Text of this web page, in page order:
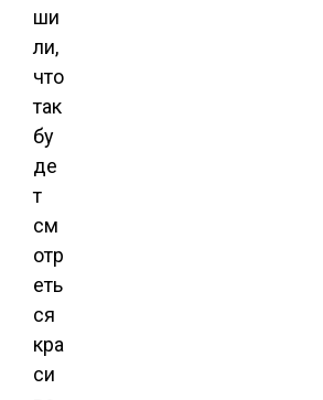
ши
ли,
что
так
бу
де
т
см
отр
еть
ся
кра
си